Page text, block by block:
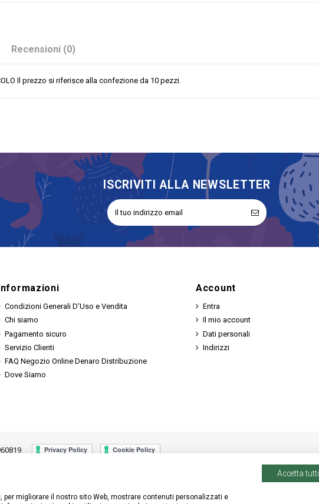
Recensioni (0)
Il prezzo si riferisce alla confezione da 10 pezzi.
Sacchetti
ISCRIVITI ALLA NEWSLETTER
Informazioni
Condizioni Generali D'Uso e Vendita
Chi siamo
Pagamento sicuro
Servizio Clienti
FAQ Negozio Online Denaro Distribuzione
Dove Siamo
Account
Entra
Il mio account
Dati personali
Indirizzi
migliorare il nostro sito Web, mostrare contenuti personalizzati e
Accetta